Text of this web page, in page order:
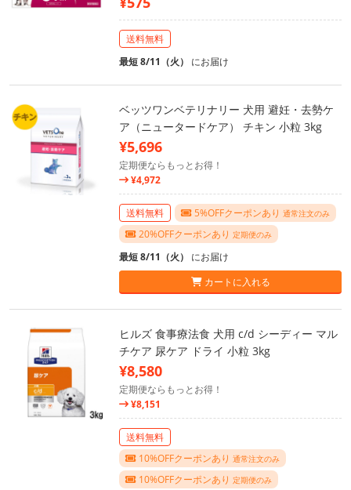
送料無料
最短 8/11（火） にお届け
ベッツワンベテリナリー 犬用 避妊・去勢ケ
ア（ニュータードケア） チキン 小粒 3kg
¥5,696
定期便ならもっとお得！
¥4,972
送料無料 5%OFFクーポンあり 通常注文のみ
20%OFFクーポンあり 定期便のみ
最短 8/11（火） にお届け
カートに入れる
ヒルズ 食事療法食 犬用 c/d シーディー マル
チケア 尿ケア ドライ 小粒 3kg
¥8,580
定期便ならもっとお得！
¥8,151
送料無料
10%OFFクーポンあり 通常注文のみ
10%OFFクーポンあり 定期便のみ